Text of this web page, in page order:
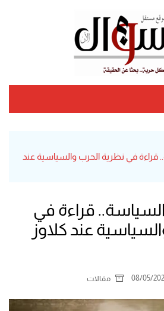
قراءة في نظرية الحرب والسياسية عند
قراءة في
عند كلاوز
08/05/ مقالات